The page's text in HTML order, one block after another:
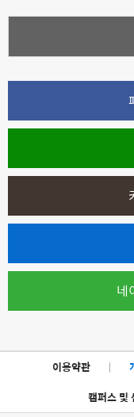
네
이용약관 |
캠퍼스 및